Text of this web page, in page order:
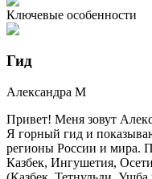
Ключевые особенности
Гид
Александра М
Привет! Меня зовут
Я горный гид и
регионы России и мира.
Казбек, Ингушетия,